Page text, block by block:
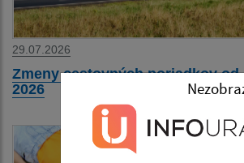
29.07.2026
Zmeny cestovných poriadkov od
2026